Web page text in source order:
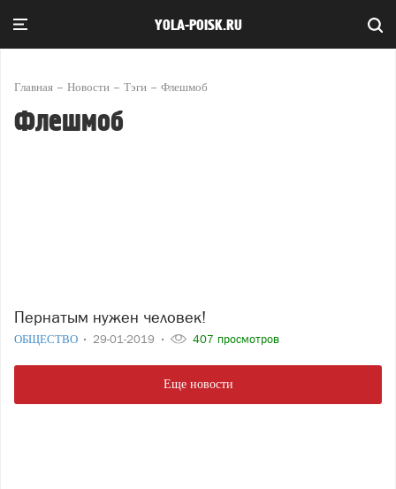
YOLA-POISK.RU
Главная Новости Тэги Флешмоб
Флешмоб
Пернатым нужен человек!
ОБЩЕСТВО 29-01-2019 407 просмотров
Еще новости